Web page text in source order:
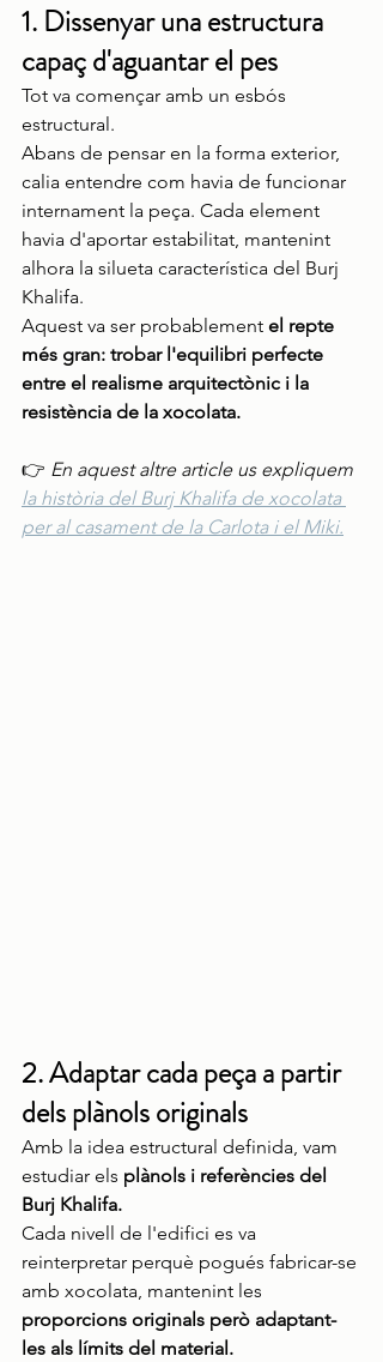
1. Dissenyar una estructura
capaç d'aguantar el pes
Tot va començar amb un esbós
estructural.
Abans de pensar en la forma exterior,
calia entendre com havia de funcionar
internament la peça. Cada element
havia d'aportar estabilitat, mantenint
alhora la silueta característica del Burj
Khalifa.
Aquest va ser probablement el repte
més gran: trobar l'equilibri perfecte
entre el realisme arquitectònic i la
resistència de la xocolata.
👉 En aquest altre article us expliquem
la història del Burj Khalifa de xocolata
per al casament de la Carlota i el Miki.
2. Adaptar cada peça a partir
dels plànols originals
Amb la idea estructural definida, vam
estudiar els plànols i referències del
Burj Khalifa.
Cada nivell de l'edifici es va
reinterpretar perquè pogués fabricar-se
amb xocolata, mantenint les
proporcions originals però adaptant-
les als límits del material.